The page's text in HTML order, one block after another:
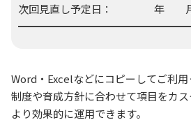
次回見直し予定日： 年
Word・Excelなどにコピーしてご利
制度や育成方針に合わせて項目をカス
より効果的に運用できます。